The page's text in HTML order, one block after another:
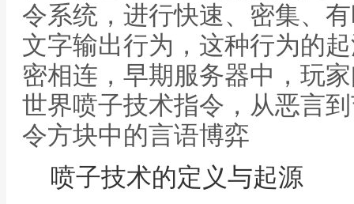
令系统，进行快速、密集、
文字输出行为，这种行为的
密相连，早期服务器中，玩
世界喷子技术指令，从恶言
令方块中的言语博弈
喷子技术的定义与起源